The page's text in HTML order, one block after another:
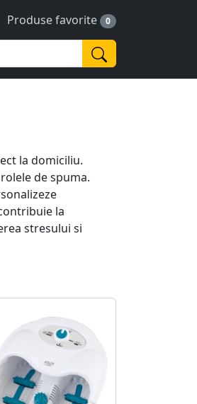
Produse favorite 0
la domiciliu.
de spuma.
la
stresului si